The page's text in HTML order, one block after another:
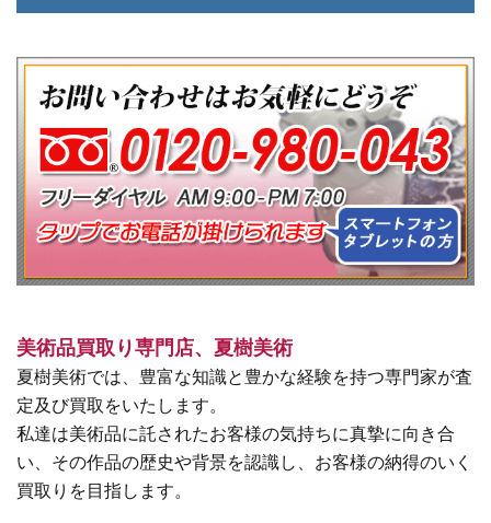
美術品買取り専門店、夏樹美術
夏樹美術では、豊富な知識と豊かな経験を持つ専門家が査
定及び買取をいたします。
私達は美術品に託されたお客様の気持ちに真摯に向き合
い、その作品の歴史や背景を認識し、お客様の納得のいく
買取りを目指します。